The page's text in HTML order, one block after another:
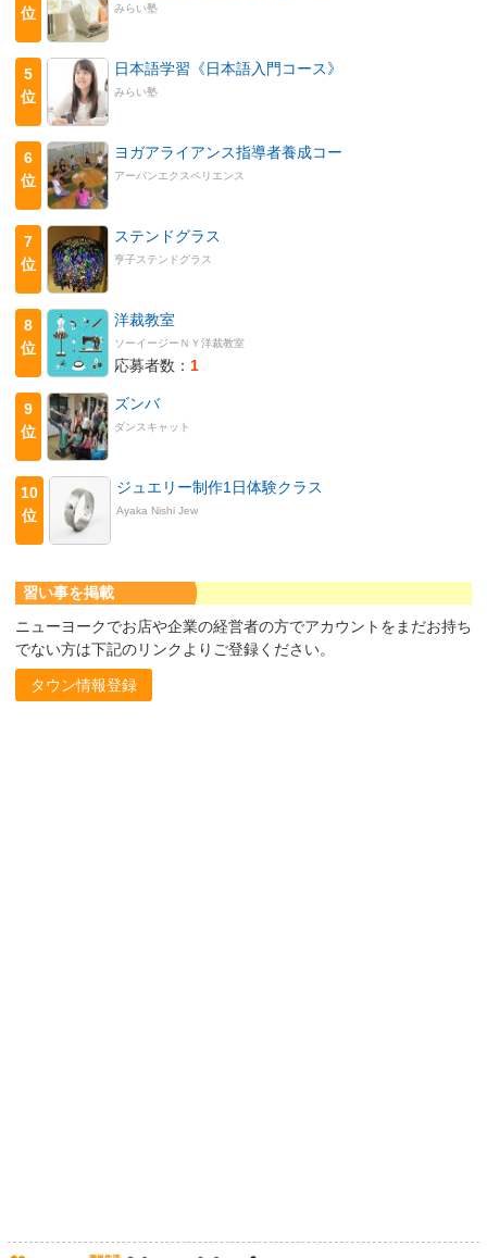
位
みらい塾
5
位
日本語学習《日本語入門コース》
みらい塾
6
位
ヨガアライアンス指導者養成コー
アーバンエクスペリエンス
7
位
ステンドグラス
亨子ステンドグラス
8
位
洋裁教室
ソーイージーＮＹ洋裁教室
応募者数： 1
9
位
ズンバ
ダンスキャット
10
位
ジュエリー制作1日体験クラス
Ayaka Nishi Jew
習い事を掲載
ニューヨークでお店や企業の経営者の方でアカウントをまだお持ち
でない方は下記のリンクよりご登録ください。
タウン情報登録